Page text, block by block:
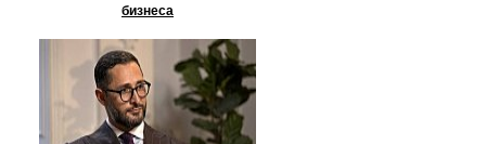
бизнеса